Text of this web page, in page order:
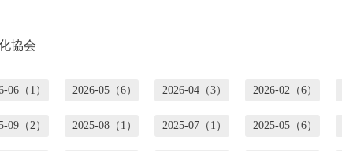
協会
06（1） 2026-05（6） 2026-04（3） 2026-02（6）
09（2） 2025-08（1） 2025-07（1） 2025-05（6）